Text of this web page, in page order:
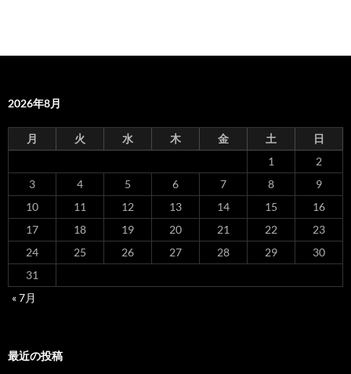
2026年8月
月 火 水 木 金 土
日
1
2
3
4 5 6 7 8
9
10
11 12 13 14 15
16
17
18 19 20 21 22
23
24
25 26 27 28 29
30
31
« 7月
最近の投稿